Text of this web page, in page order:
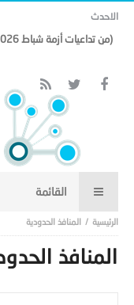
الاحدث
المنافذ الحدودية
المنافذ